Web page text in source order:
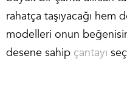
rahatça taşıyacağı hem
modelleri onun
desene sahip çantayı